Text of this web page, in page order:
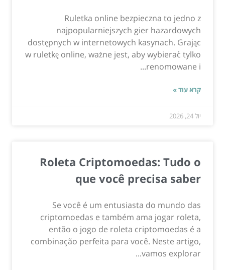
Ruletka online bezpieczna to jedno z
najpopularniejszych gier hazardowych
dostępnych w internetowych kasynach. Grając
w ruletkę online, ważne jest, aby wybierać tylko
renomowane i...
קרא עוד »
יול 24, 2026
Roleta Criptomoedas: Tudo o
que você precisa saber
Se você é um entusiasta do mundo das
criptomoedas e também ama jogar roleta,
então o jogo de roleta criptomoedas é a
combinação perfeita para você. Neste artigo,
vamos explorar...